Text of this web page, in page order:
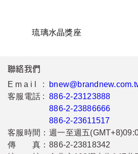
琉璃水晶獎座
聯絡我們
Email :
客服電話 : 886-2-23123888
886-2-23886666
886-2-23611517
客服時間： 週一至週五
傳 真： 886-2-23818342